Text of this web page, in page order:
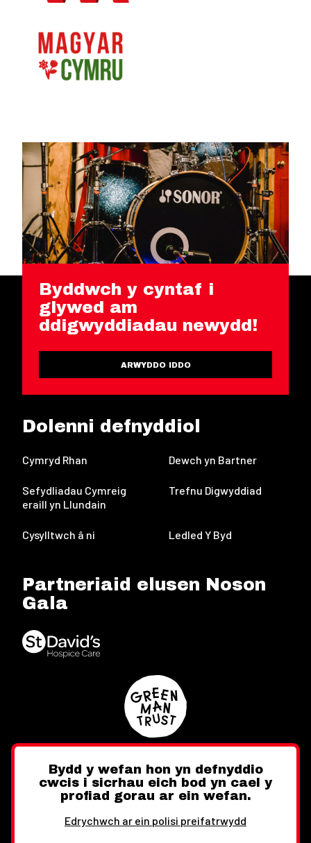
Byddwch y cyntaf i
glywed am
ddigwyddiadau newydd!
ARWYDDO IDDO
Dolenni defnyddiol
Cymryd Rhan Dewch yn Bartner
Sefydliadau Cymreig
eraill yn Llundain
Trefnu Digwyddiad
Cysylltwch â ni Ledled Y Byd
Partneriaid elusen Noson
Gala
Twitter FacebookInstagram
Bydd y wefan hon yn defnyddio
cwcis i sicrhau eich bod yn cael y
profiad gorau ar ein wefan.
Edrychwch ar ein polisi preifatrwydd